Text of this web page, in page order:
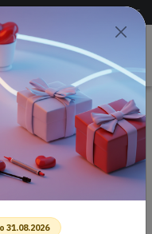
+7 (383) 288-54-55
Оправы для очков
ДЛЯ ОЧКОВ